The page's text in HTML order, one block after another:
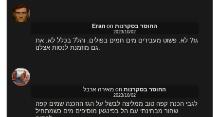
Eranon החוסר בסקרנות
2023/10/02
גז? לא. פשוט מעבירים מים חמים בפולים. והל? בכלל לא. את
גם מוזמנת לנסות אצלנו.
מאירה ארבלon החוסר בסקרנות
2023/10/02
לגבי הכנת קפה טוב ממליצה לבשל על הגז ההכנה שמים קפה
שחור מבחינתי עם הל בפינגאן מוסיפים מים כשמתחיל